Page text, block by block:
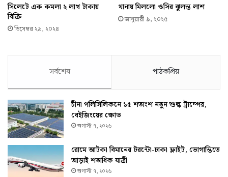
সিলেটে এক কমলা ২ লাখ টাকায়
বিক্রি
ডিসেম্বর ২৯, ২০২৪
থানায় মিললো ওসির ঝুলন্ত লাশ
জানুয়ারী ৯, ২০২৫
সর্বশেষ পাঠকপ্রিয়
চীনা পলিসিলিকনে ১৫ শতাংশ নতুন শুল্ক ট্রাম্পের,
বেইজিংয়ের ক্ষোভ
অগাস্ট ৭, ২০২৬
রোমে আটকা বিমানের টরন্টো-ঢাকা ফ্লাইট, ভোগান্তিতে
আড়াই শতাধিক যাত্রী
অগাস্ট ৭, ২০২৬